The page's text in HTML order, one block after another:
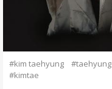
#kim taehyung #taehyung
#kimtae